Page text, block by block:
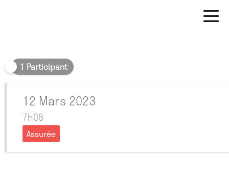
1 Participant
12 Mars 2023
7h08
Assurée